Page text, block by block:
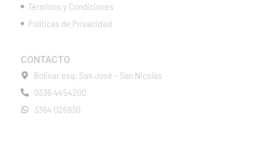
Términos y Condiciones
Políticas de Privacidad
CONTACTO
Bolivar esq. San José - San Nicolás
0336 4454200
3364 026930